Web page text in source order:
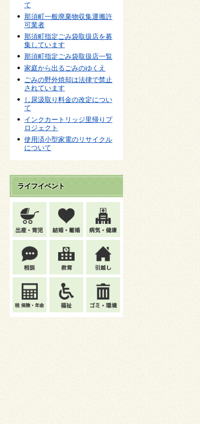
て
那須町一般廃棄物収集運搬許
可業者
那須町指定ごみ袋取扱店を募
集しています
那須町指定ごみ袋取扱店一覧
家庭から出るごみのゆくえ
ごみの野外焼却は法律で禁止
されています
し尿汲取り料金の改定につい
て
インクカートリッジ里帰りプ
ロジェクト
使用済小型家電のリサイクル
について
ライフイベント